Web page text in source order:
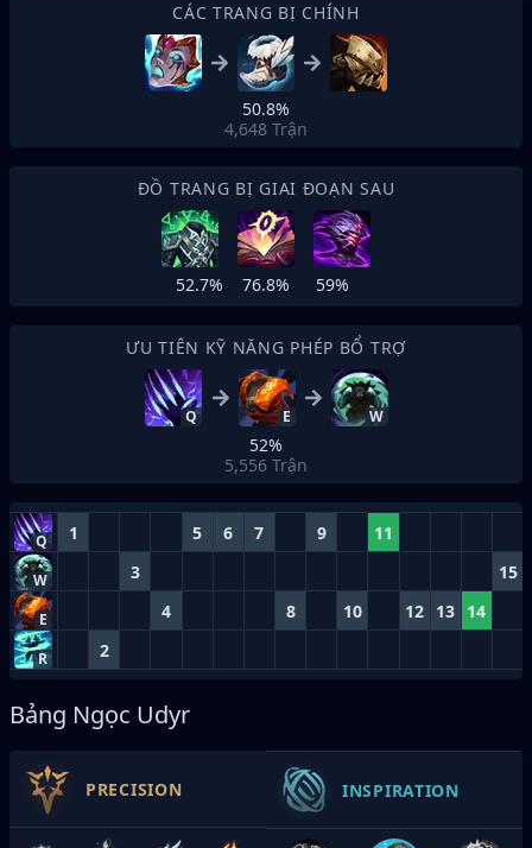
CÁC TRANG BỊ CHÍNH
50.8%
4,648 Trận
ĐỒ TRANG BỊ GIAI ĐOẠN SAU
52.7% 76.8% 59%
ƯU TIÊN KỸ NĂNG PHÉP BỔ TRỢ
Q E W
52%
5,556 Trận
Q 1 5 6 7 9 11
W 3 15
E 4 8 10 12 13 14
R 2
Bảng Ngọc Udyr
PRECISION INSPIRATION